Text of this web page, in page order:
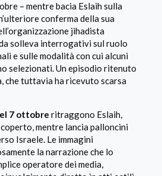
– mentre bacia Eslaih sulla
conferma della sua
jihadista
solleva interrogativi sul ruolo
e sulle modalità con cui alcuni
selezionati. Un episodio ritenuto
che tuttavia ha ricevuto scarsa
7 ottobre ritraggono Eslaih,
mentre lancia palloncini
Israele. Le immagini
la narrazione che lo
operatore dei media,